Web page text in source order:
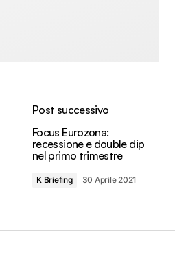
Post successivo
Focus Eurozona:
recessione e double dip
nel primo trimestre
K Briefing 30 Aprile 2021